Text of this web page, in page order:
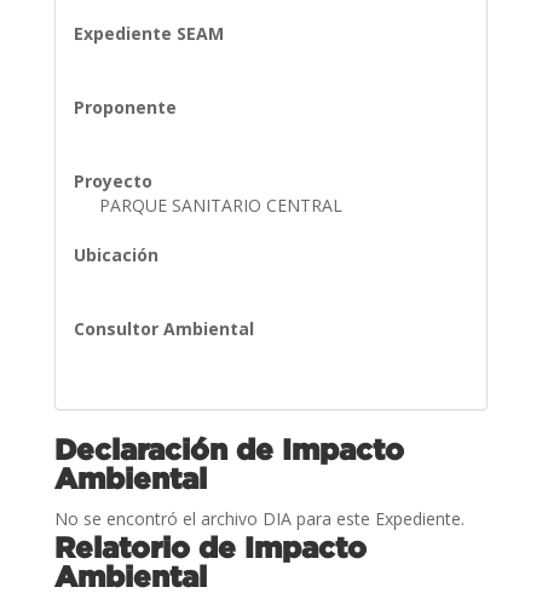
Expediente SEAM
Proponente
Proyecto
PARQUE SANITARIO CENTRAL
Ubicación
Consultor Ambiental
Declaración de Impacto
Ambiental
No se encontró el archivo DIA para este Expediente.
Relatorio de Impacto
Ambiental